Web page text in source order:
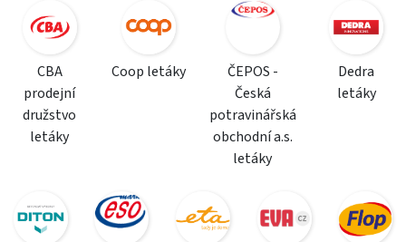
CBA
prodejní
družstvo
letáky
Coop letáky
ČEPOS -
Česká
potravinářská
obchodní a.s.
letáky
Dedra
letáky